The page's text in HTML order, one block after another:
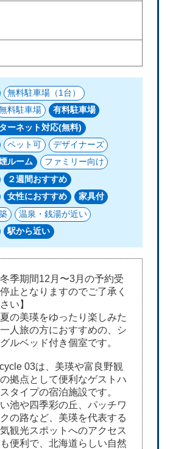
無料駐車場（1台）
料駐車場
有料駐車場
ーネット対応(無料)
ペット可
デザイナーズ
ルーム
ファミリー向け
２週間おすすめ
女性におすすめ
家具付
温泉・銭湯が近い
駅から近い
冬季期間12月〜3月の予約受
止となりますのでご了承く
い】
の美瑛をゆったり楽しみた
人旅の方におすすめの、シ
ルベッド付き個室です。
03は、美瑛や富良野観
拠点として便利なゲストハ
タイプの宿泊施設です。
池や四季彩の丘、パッチワ
の路など、美瑛を代表する
気観光スポットへのアクセス
便利で、北海道らしい自然